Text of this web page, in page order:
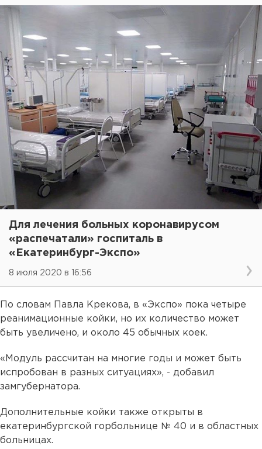
Для лечения больных коронавирусом
«распечатали» госпиталь в
«Екатеринбург-Экспо»
8 июля 2020 в 16:56
По словам Павла Крекова, в «Экспо» пока четыре
реанимационные койки, но их количество может
быть увеличено, и около 45 обычных коек.
«Модуль рассчитан на многие годы и может быть
испробован в разных ситуациях», - добавил
замгубернатора.
Дополнительные койки также открыты в
екатеринбургской горбольнице № 40 и в областных
больницах.